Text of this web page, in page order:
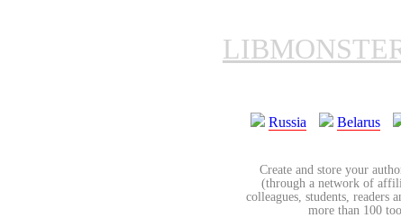
Russia
Belarus
Create and store your
(through a network of
colleagues, students,
more than 100